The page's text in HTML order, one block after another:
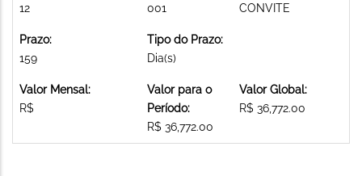
12
001
CONVITE
Prazo:
159
Tipo do Prazo:
Dia(s)
Valor Mensal:
R$
Valor para o
Período:
R$ 36,772.00
Valor Global:
R$ 36,772.00